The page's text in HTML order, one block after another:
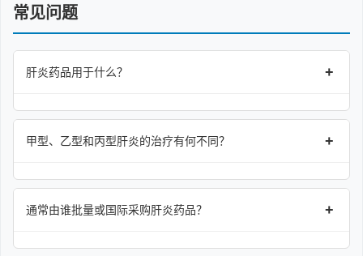
常见问题
肝炎药品用于什么？ +
甲型、乙型和丙型肝炎的治疗有何不同？ +
通常由谁批量或国际采购肝炎药品？ +